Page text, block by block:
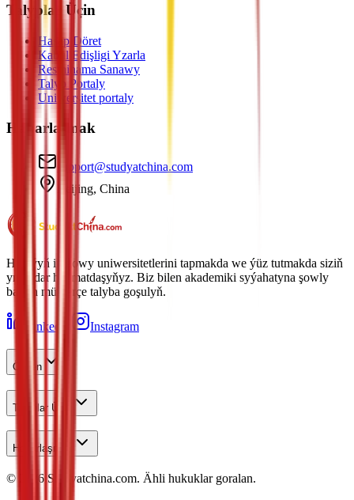
Talyplar Üçin
Hasap Döret
Kabul Edişligi Yzarla
Resminama Sanawy
Talyp Portaly
Uniwersitet portaly
Habarlaşmak
support@studyatchina.com
Beijing, China
Hytaýyň iň gowy uniwersitetlerini tapmakda we ýüz tutmakda siziň
ynamdar hyzmatdaşyňyz. Biz bilen akademiki syýahatyna şowly
başlan müňlerçe talyba goşulyň.
LinkedIn Instagram
Öwren
Talyplar Üçin
Habarlaşmak
© 2026 Studyatchina.com. Ähli hukuklar goralan.